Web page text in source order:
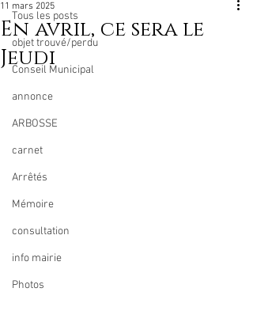
Tous les posts
objet trouvé/perdu
Conseil Municipal
annonce
ARBOSSE
carnet
Arrêtés
Mémoire
consultation
info mairie
Photos
En avril, ce sera le
Jeudi
11 mars 2025